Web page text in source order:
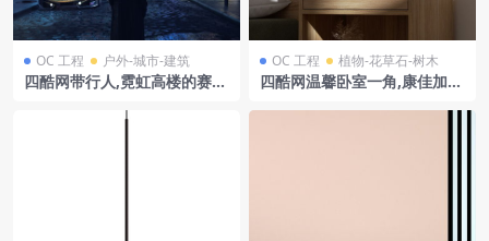
OC 工程 户外-城市-建筑
四酷网带行人,霓虹高楼的赛博
OC 工程 植物-花草石-树木
四酷网温馨卧室一角,康佳加湿